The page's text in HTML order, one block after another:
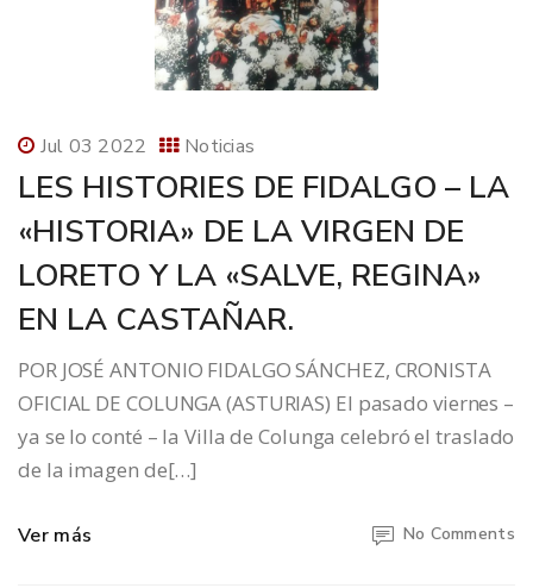
Jul 03 2022 Noticias
LES HISTORIES DE FIDALGO – LA
«HISTORIA» DE LA VIRGEN DE
LORETO Y LA «SALVE, REGINA»
EN LA CASTAÑAR.
POR JOSÉ ANTONIO FIDALGO SÁNCHEZ, CRONISTA
OFICIAL DE COLUNGA (ASTURIAS) El pasado viernes –
ya se lo conté – la Villa de Colunga celebró el traslado
de la imagen de[…]
Ver más No Comments